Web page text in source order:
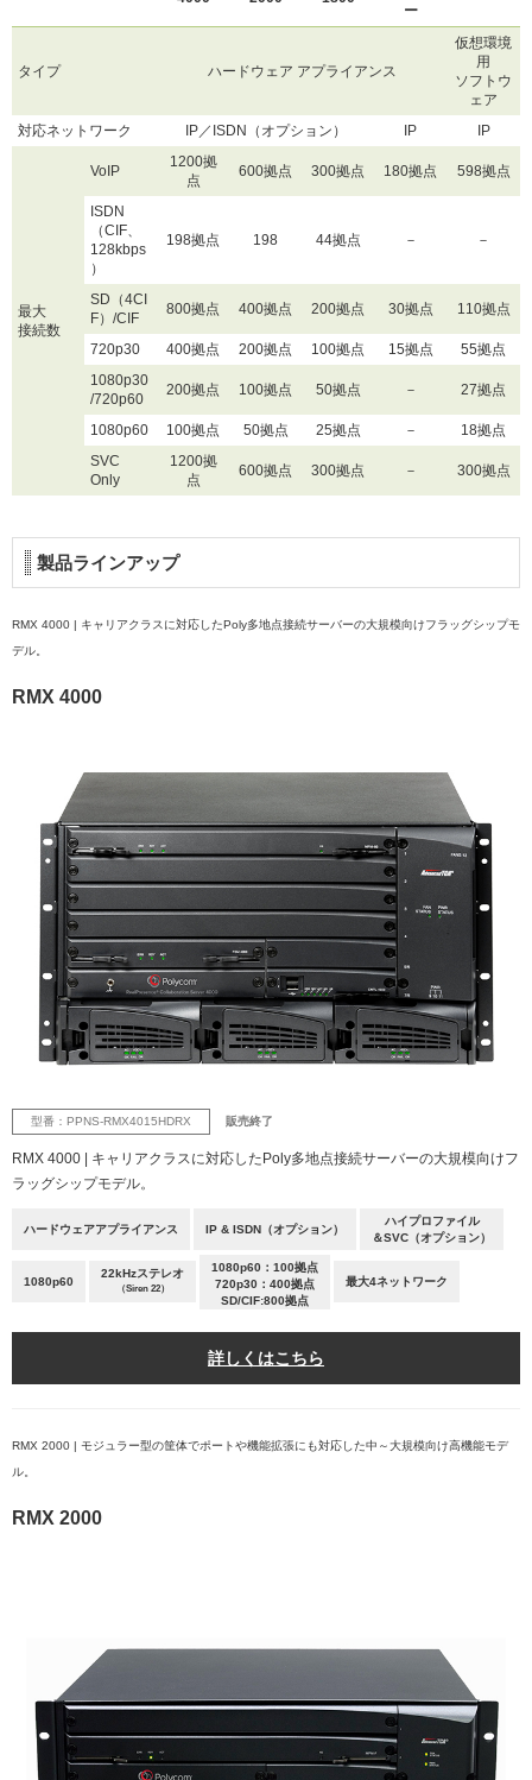
ー
タイプ ハードウェア アプライアンス
仮想環境
用
ソフトウ
ェア
対応ネットワーク
IP／ISDN（オプション） IP IP
最大
接続数
VoIP
1200拠
点
600拠点 300拠点 180拠点 598拠点
ISDN
（CIF、
128kbps
）
198拠点 198 44拠点 － －
SD（4CI
F）/CIF
800拠点 400拠点 200拠点 30拠点 110拠点
720p30 400拠点 200拠点 100拠点 15拠点
55拠点
1080p30
/720p60
200拠点 100拠点 50拠点 － 27拠点
1080p60 100拠点 50拠点 25拠点 －
18拠点
SVC
Only
1200拠
点
600拠点 300拠点 － 300拠点
製品ラインアップ
RMX 4000 | キャリアクラスに対応したPoly多地点接続サーバーの大規模向けフラッグシップモ
デル。
RMX 4000
型番：PPNS-RMX4015HDRX 販売終了
RMX 4000 | キャリアクラスに対応したPoly多地点接続サーバーの大規模向けフ
ラッグシップモデル。
ハードウェアアプライアンス IP & ISDN（オプション）
ハイプロファイル
＆SVC（オプション）
1080p60
22kHzステレオ
（Siren 22）
1080p60：100拠点
720p30：400拠点
SD/CIF:800拠点
最大4ネットワーク
詳しくはこちら
RMX 2000 | モジュラー型の筐体でポートや機能拡張にも対応した中～大規模向け高機能モデ
ル。
RMX 2000